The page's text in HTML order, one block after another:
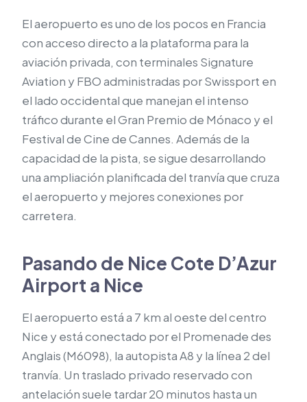
El aeropuerto es uno de los pocos en Francia
con acceso directo a la plataforma para la
aviación privada, con terminales Signature
Aviation y FBO administradas por Swissport en
el lado occidental que manejan el intenso
tráfico durante el Gran Premio de Mónaco y el
Festival de Cine de Cannes. Además de la
capacidad de la pista, se sigue desarrollando
una ampliación planificada del tranvía que cruza
el aeropuerto y mejores conexiones por
carretera.
Pasando de Nice Cote D’Azur
Airport a Nice
El aeropuerto está a 7 km al oeste del centro
Nice y está conectado por el Promenade des
Anglais (M6098), la autopista A8 y la línea 2 del
tranvía. Un traslado privado reservado con
antelación suele tardar 20 minutos hasta un